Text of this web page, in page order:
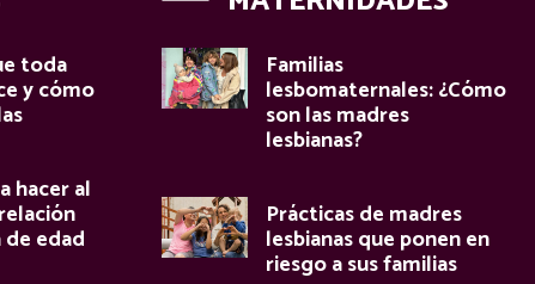
toda
y cómo
hacer al
edad
Familias
lesbomaternales: ¿Cómo
son las madres
lesbianas?
Prácticas de madres
lesbianas que ponen en
riesgo a sus familias